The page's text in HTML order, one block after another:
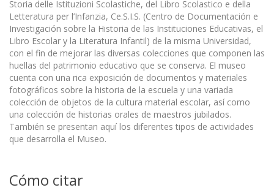
Storia delle Istituzioni Scolastiche, del Libro Scolastico e della
Letteratura per l’Infanzia, Ce.S.I.S. (Centro de Documentación e
Investigación sobre la Historia de las Instituciones Educativas, el
Libro Escolar y la Literatura Infantil) de la misma Universidad,
con el fin de mejorar las diversas colecciones que componen las
huellas del patrimonio educativo que se conserva. El museo
cuenta con una rica exposición de documentos y materiales
fotográficos sobre la historia de la escuela y una variada
colección de objetos de la cultura material escolar, así como
una colección de historias orales de maestros jubilados.
También se presentan aquí los diferentes tipos de actividades
que desarrolla el Museo.
Cómo citar